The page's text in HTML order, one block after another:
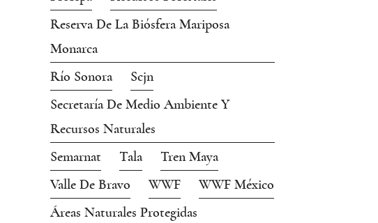
Reserva De La Biósfera Mariposa
Monarca
Río Sonora
Scjn
Secretaría De Medio Ambiente Y
Recursos Naturales
Semarnat
Tala
Tren Maya
Valle De Bravo
WWF
WWF México
Áreas Naturales Protegidas